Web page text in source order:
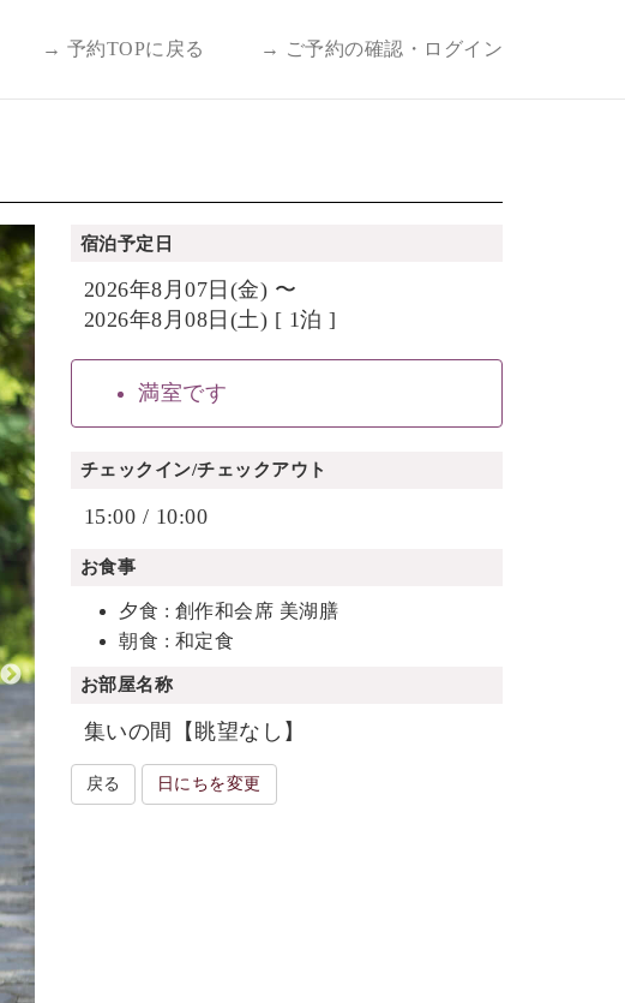
→ 予約TOPに戻る → ご予約の確認・ログイン
宿泊予定日
2026年8月07日(金) 〜
2026年8月08日(土) [ 1泊 ]
満室です
チェックイン/チェックアウト
15:00 / 10:00
お食事
夕食 : 創作和会席 美湖膳
朝食 : 和定食
お部屋名称
集いの間【眺望なし】
戻る 日にちを変更